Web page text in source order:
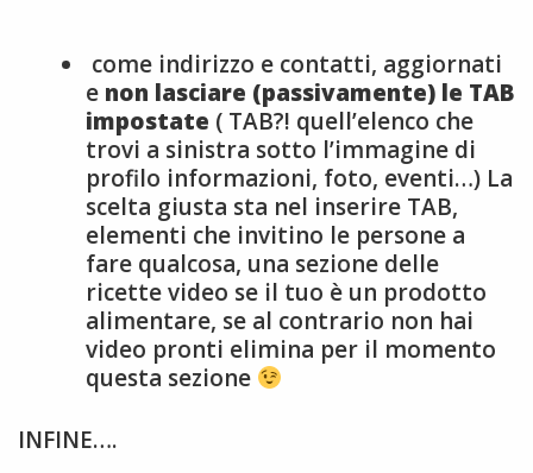
come indirizzo e contatti, aggiornati
e non lasciare (passivamente) le TAB
impostate ( TAB?! quell’elenco che
trovi a sinistra sotto l’immagine di
profilo informazioni, foto, eventi…) La
scelta giusta sta nel inserire TAB,
elementi che invitino le persone a
fare qualcosa, una sezione delle
ricette video se il tuo è un prodotto
alimentare, se al contrario non hai
video pronti elimina per il momento
questa sezione
INFINE….